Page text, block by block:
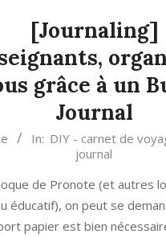
[Journaling]
grâce à un
Journal
In: DIY - carnet de
journal
de Pronote (et autres
éducatif), on peut se
papier est bien